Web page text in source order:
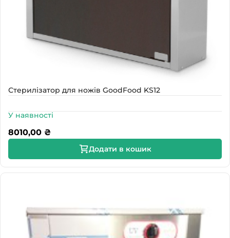
Стерилізатор для ножів GoodFood KS12
У наявності
8010,00 ₴
Додати в кошик